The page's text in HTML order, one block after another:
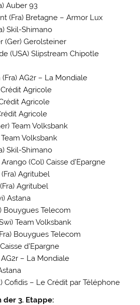
Auber 93
(Fra) Bretagne – Armor Lux
Skil-Shimano
(Ger) Gerolsteiner
(USA) Slipstream Chipotle
AG2r – La Mondiale
Crédit Agricole
Agricole
Agricole
Team Volksbank
Volksbank
Skil-Shimano
(Col) Caisse d’Epargne
Agritubel
Agritubel
Astana
Bouygues Telecom
Team Volksbank
Bouygues Telecom
d’Epargne
– La Mondiale
Cofidis – Le Crédit par Téléphone
3. Etappe: